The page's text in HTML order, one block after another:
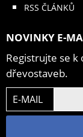
RSS ČLÁNKŮ
NOVINKY E-
Registrujte se k
dřevostaveb.
E-MAIL